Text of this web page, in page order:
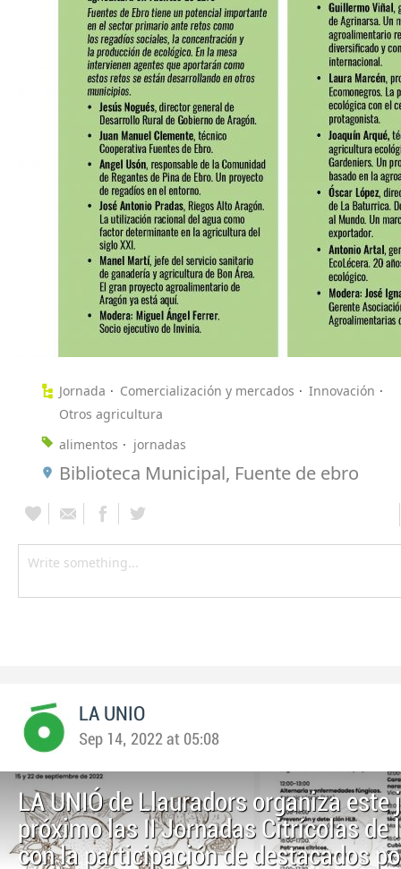
Jornada Comercialización y mercados
Innovación
Otros agricultura
alimentos
jornadas
Biblioteca Municipal, Fuente de ebro
LA UNIO
Sep 14, 2022 at 05:08
LA UNIÓ de Llauradors organiza este
próximo las II Jornadas Citrícolas de
con la participación de destacados